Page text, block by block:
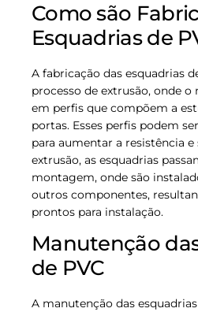
Como são
Esquadrias de
A fabricação das esquadrias
processo de extrusão, onde
em perfis que compõem a
portas. Esses perfis podem
para aumentar a resistência e
extrusão, as esquadrias
montagem, onde são
outros componentes,
prontos para instalação.
Manutenção
de PVC
A manutenção das